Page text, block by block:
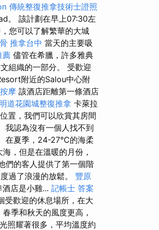
傳統整復推拿技術士證照
。 該計劃在早上07:30左
您可以了解繁華的大城
推拿台中 當天的主要吸
薦 儘管在希臘，許多雅典
組織的一部分。 受歡迎
附近的Salou中心附
摩 該酒店距離第一條酒店
明道花園城整復推拿 卡萊拉
置，我們可以欣賞其房間
我認為沒有一個人找不到
在夏季，24-27°C的海柔
，但是在溫暖的月份，
們的客人提供了第一個階
過了浪漫的放鬆。 豐原
店是小雞... 記帳士 答案
受歡迎的休息場所，在大
季和秋天的風度更高，
照耀著很多，平均溫度約